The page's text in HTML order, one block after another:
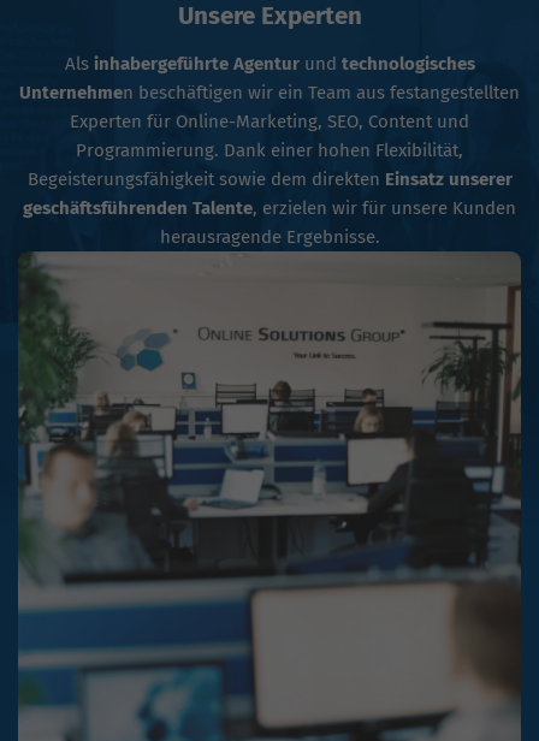
Unsere Experten
Alsinhabergeführte Agenturund technologisches
Unternehmen beschäftigen wir ein Team aus festangestellten
Experten für Online-Marketing, SEO, Content und
Programmierung. Dank einer hohen Flexibilität,
Begeisterungsfähigkeit sowie dem direkten Einsatz unserer
geschäftsführenden Talente, erzielen wir für unsere Kunden
herausragende Ergebnisse.